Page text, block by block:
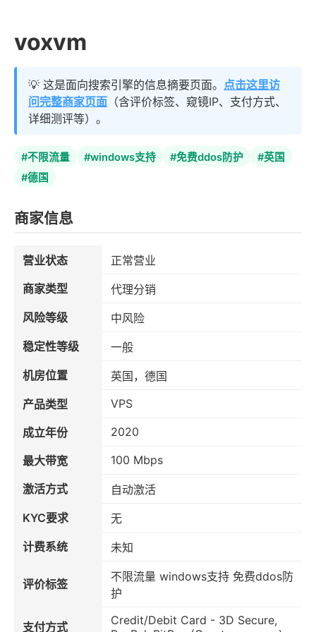
voxvm
💡 这是面向搜索引擎的信息摘要页面。 点击这里访
问完整商家页面 （含评价标签、窥镜IP、支付方式、
详细测评等）。
#不限流量 #windows支持 #免费ddos防护
#英国
#德国
商家信息
营业状态
正常营业
商家类型
代理分销
风险等级
中风险
稳定性等级
一般
机房位置
英国，德国
产品类型
VPS
成立年份 2020
最大带宽 100 Mbps
激活方式
自动激活
KYC要求
无
计费系统
未知
评价标签
不限流量 windows支持 免费ddos防
护
支付方式
Credit/Debit Card - 3D Secure,